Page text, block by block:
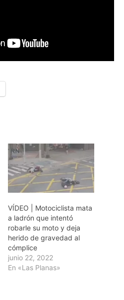
VÍDEO | Motociclista mata
a ladrón que intentó
robarle su moto y deja
herido de gravedad al
cómplice
junio 22, 2022
En «Las Planas»